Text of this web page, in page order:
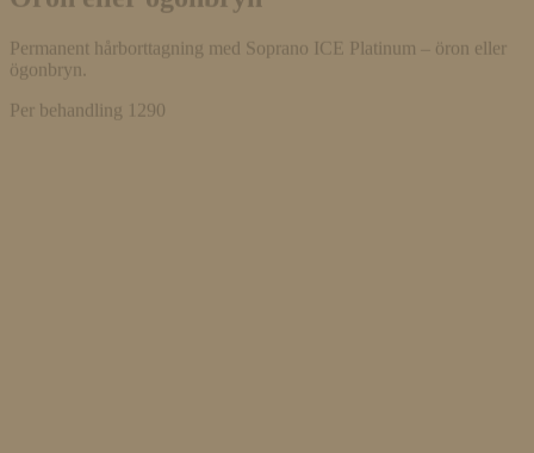
Permanent hårborttagning med Soprano ICE Platinum – öron eller
Per behandling
Fötter eller händer